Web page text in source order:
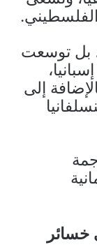
بل توسعت
إلى
خسائر